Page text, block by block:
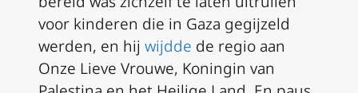
voor kinderen die in Gaza gegijzeld
werden, en hij wijdde de regio aan
Onze Lieve Vrouwe, Koningin van